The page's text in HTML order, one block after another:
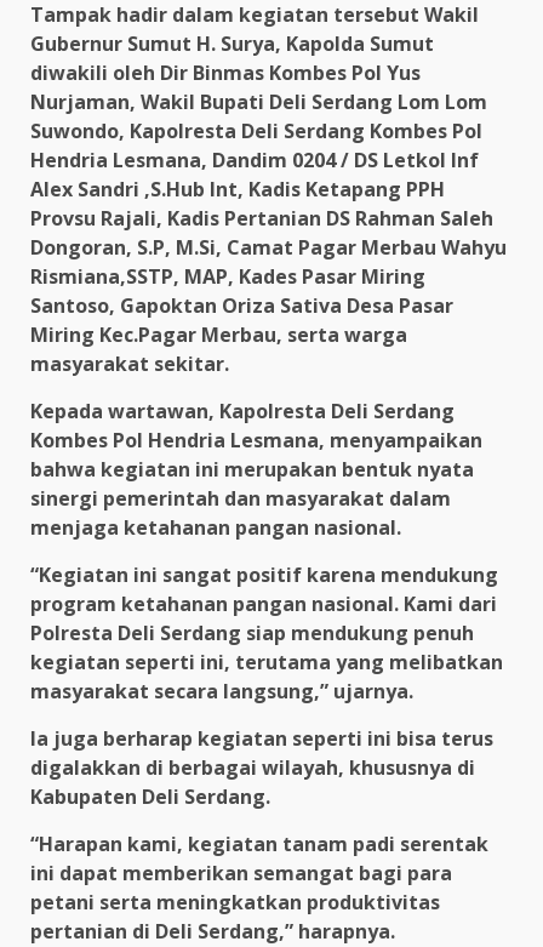
Tampak hadir dalam kegiatan tersebut Wakil
Gubernur Sumut H. Surya, Kapolda Sumut
diwakili oleh Dir Binmas Kombes Pol Yus
Nurjaman, Wakil Bupati Deli Serdang Lom Lom
Suwondo, Kapolresta Deli Serdang Kombes Pol
Hendria Lesmana, Dandim 0204 / DS Letkol Inf
Alex Sandri ,S.Hub Int, Kadis Ketapang PPH
Provsu Rajali, Kadis Pertanian DS Rahman Saleh
Dongoran, S.P, M.Si, Camat Pagar Merbau Wahyu
Rismiana,SSTP, MAP, Kades Pasar Miring
Santoso, Gapoktan Oriza Sativa Desa Pasar
Miring Kec.Pagar Merbau, serta warga
masyarakat sekitar.
Kepada wartawan, Kapolresta Deli Serdang
Kombes Pol Hendria Lesmana, menyampaikan
bahwa kegiatan ini merupakan bentuk nyata
sinergi pemerintah dan masyarakat dalam
menjaga ketahanan pangan nasional.
“Kegiatan ini sangat positif karena mendukung
program ketahanan pangan nasional. Kami dari
Polresta Deli Serdang siap mendukung penuh
kegiatan seperti ini, terutama yang melibatkan
masyarakat secara langsung,” ujarnya.
Ia juga berharap kegiatan seperti ini bisa terus
digalakkan di berbagai wilayah, khususnya di
Kabupaten Deli Serdang.
“Harapan kami, kegiatan tanam padi serentak
ini dapat memberikan semangat bagi para
petani serta meningkatkan produktivitas
pertanian di Deli Serdang,” harapnya.